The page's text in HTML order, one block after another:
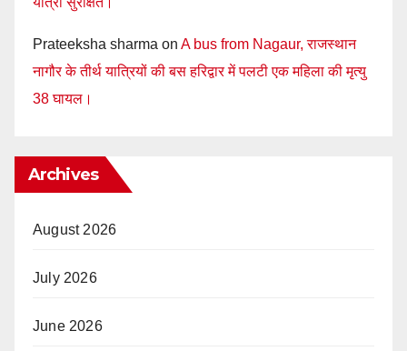
Prateeksha sharma on A bus from Nagaur, राजस्थान
नागौर के तीर्थ यात्रियों की बस हरिद्वार में पलटी एक महिला की मृत्यु
38 घायल।
Archives
August 2026
July 2026
June 2026